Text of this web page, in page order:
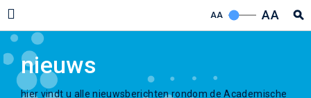
AA AA
nieuws
hier vindt u alle nieuwsberichten rondom de Academische